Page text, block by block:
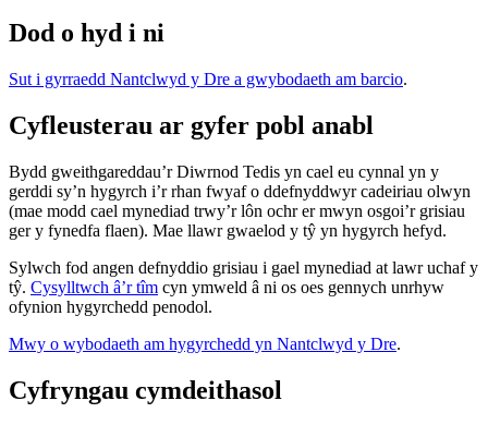
Dod o hyd i ni
Sut i gyrraedd Nantclwyd y Dre a gwybodaeth am barcio.
Cyfleusterau ar gyfer pobl anabl
Bydd gweithgareddau’r Diwrnod Tedis yn cael eu cynnal yn y
gerddi sy’n hygyrch i’r rhan fwyaf o ddefnyddwyr cadeiriau olwyn
(mae modd cael mynediad trwy’r lôn ochr er mwyn osgoi’r grisiau
ger y fynedfa flaen). Mae llawr gwaelod y tŷ yn hygyrch hefyd.
Sylwch fod angen defnyddio grisiau i gael mynediad at lawr uchaf y
tŷ. Cysylltwch â’r tîm cyn ymweld â ni os oes gennych unrhyw
ofynion hygyrchedd penodol.
Mwy o wybodaeth am hygyrchedd yn Nantclwyd y Dre.
Cyfryngau cymdeithasol